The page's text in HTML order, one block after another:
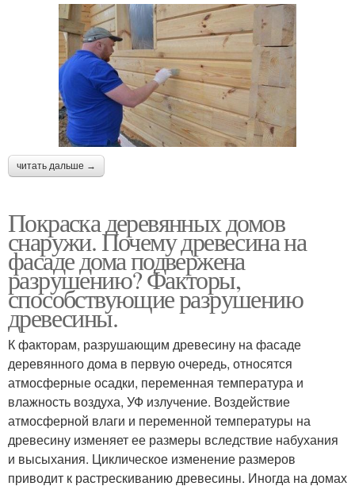
читать дальше →
Покраска деревянных домов
снаружи. Почему древесина на
фасаде дома подвержена
разрушению? Факторы,
способствующие разрушению
древесины.
К факторам, разрушающим древесину на фасаде
деревянного дома в первую очередь, относятся
атмосферные осадки, переменная температура и
влажность воздуха, УФ излучение. Воздействие
атмосферной влаги и переменной температуры на
древесину изменяет ее размеры вследствие набухания
и высыхания. Циклическое изменение размеров
приводит к растрескиванию древесины. Иногда на домах